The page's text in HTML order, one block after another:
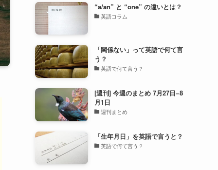
“a/an” と “one” の違いとは？
英語コラム
「関係ない」って英語で何て言
う？
英語で何て言う？
[週刊] 今週のまとめ 7月27日−8
月1日
週刊まとめ
「生年月日」を英語で言うと？
英語で何て言う？